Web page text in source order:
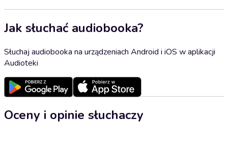
Jak słuchać audiobooka?
Słuchaj audiobooka na urządzeniach Android i iOS w aplikacji
Audioteki
Oceny i opinie słuchaczy